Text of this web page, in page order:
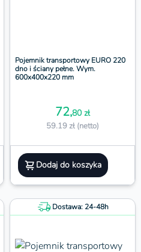
Pojemnik transportowy EURO 220
dno i ściany pełne. Wym.
600x400x220 mm
72,80 zł
59.19 zł (netto)
Dodaj do koszyka
Dostawa: 24-48h